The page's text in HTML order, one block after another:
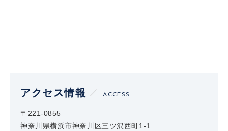
アクセス情報 ACCESS
〒221-0855
神奈川県横浜市神奈川区三ツ沢西町1-1